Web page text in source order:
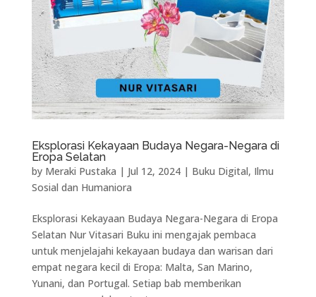
Eksplorasi Kekayaan Budaya Negara-Negara di
Eropa Selatan
by Meraki Pustaka | Jul 12, 2024| Buku Digital, Ilmu
Sosial dan Humaniora
Eksplorasi Kekayaan Budaya Negara-Negara di Eropa
Selatan Nur Vitasari Buku ini mengajak pembaca
untuk menjelajahi kekayaan budaya dan warisan dari
empat negara kecil di Eropa: Malta, San Marino,
Yunani, dan Portugal. Setiap bab memberikan